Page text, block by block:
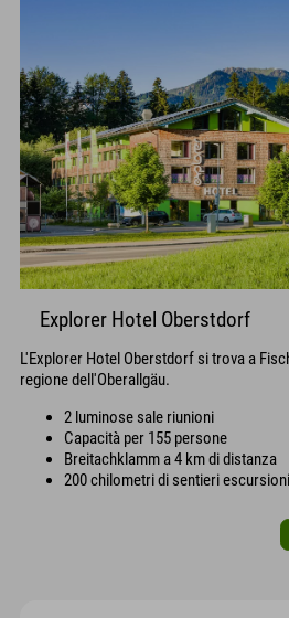
Explorer Hotel Oberstdorf
L'Explorer Hotel Oberstdorf si trova a
regione dell'Oberallgäu.
2 luminose sale riunioni
Capacità per 155 persone
Breitachklamm a 4 km di distanza
200 chilometri di sentieri